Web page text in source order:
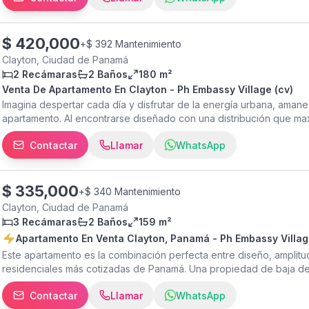
$ 420,000+$ 392 Mantenimiento
Clayton, Ciudad de Panamá
2 Recámaras
2 Baños
180 m²
Venta De Apartamento En Clayton - Ph Embassy Village (cv)
Imagina despertar cada día y disfrutar de la energía urbana,
apartamento. Al encontrarse diseñado con una distribución que
ofrece todo el espacio, la comodidad y la tranquilidad que
en el conjunto privado de Embassy Village en la privilegiada zona
estratégicas y codiciadas. Aquí estarás a tan solo unos pasos de
Espacio ideal: 179.53 m² de construcción con materiales de alta
descanso privado de cada miembro de la familia (habitación
excelentes acabados y comodidades. • Den. • Cuarto y Baño de
espacio funcional perfecto para tus preparaciones diarias. •
domiciliario para un mayor ahorro energético. • Sistema de aire
agradable durante todo el año. • 2 puestos de estacionamiento
del edificio (Área Social y Seguridad): • Hermosa piscina para
área social equipada con zona de barbacoa (BBQ), ideal para tus
mantenerte en forma sin salir de casa. • Zona infantil
Contactar Llamar WhatsApp
$ 335,000+$ 340 Mantenimiento
Clayton, Ciudad de Panamá
3 Recámaras
2 Baños
159 m²
Apartamento En Venta Clayton, Panamá - Ph Embassy
Este apartamento es la combinación perfecta entre diseño,
residenciales más cotizadas de Panamá. Una propiedad de baja
silencio y la seguridad 24/7. Características Destacadas de la
construcción total, diseñados para aprovechar al máximo la luz
Contactar Llamar WhatsApp